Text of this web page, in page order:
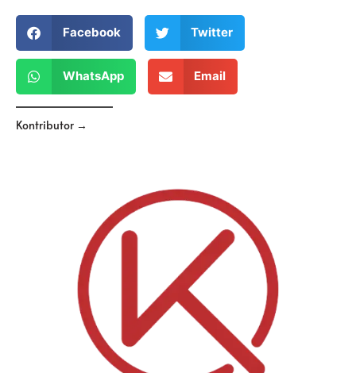
Facebook Twitter
WhatsApp Email
Kontributor →